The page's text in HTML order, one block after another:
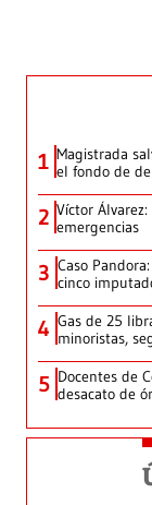
1 Magistrada
el fondo de
2 Víctor
emergencias
3 Caso
cinco
4 Gas de 25
minoristas,
5 Docentes de
desacato de